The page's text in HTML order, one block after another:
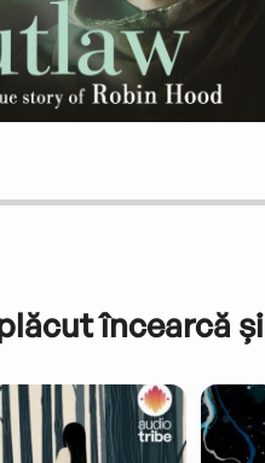
încearcă și